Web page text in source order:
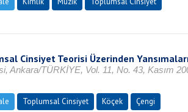
Cinsiyet Teorisi Üzerinden
Ankara/TÜRKİYE, Vol. 11, No. 43, Kasım
Toplumsal Cinsiyet Köçek Çengi